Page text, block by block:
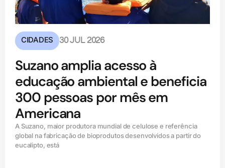
CIDADES 30 JUL 2026
Suzano amplia acesso à
educação ambiental e beneficia
300 pessoas por mês em
Americana
A Suzano, maior produtora mundial de celulose e referência
global na fabricação de bioprodutos desenvolvidos a partir do
eucalipto, está